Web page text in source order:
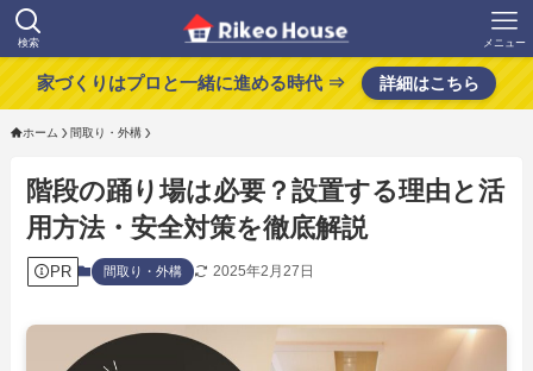
検索 メニュー
家づくりはプロと一緒に進める時代 ⇒ 詳細はこちら
ホーム 間取り・外構
階段の踊り場は必要？設置する理由と活
用方法・安全対策を徹底解説
PR 間取り・外構 2025年2月27日